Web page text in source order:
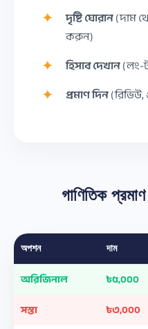
দৃষ্টি ঘোরান(দাম
করুন)
হিসাব দেখান(লং-
প্রমাণ দিন(রিভিউ,
গাণিতিক প্রমাণ
অপশন দাম
অরিজিনাল ৳৫,০০০
সস্তা
৳৩,০০০